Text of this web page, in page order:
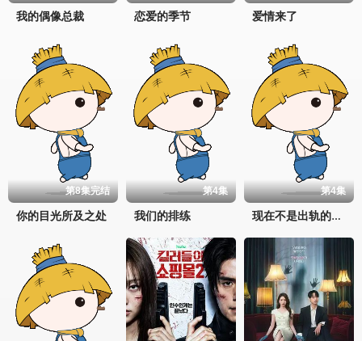
我的偶像总裁 恋爱的季节 爱情来了
第8集完结
你的目光所及之处
第4集
我们的排练
第4集
现在不是出轨的问题